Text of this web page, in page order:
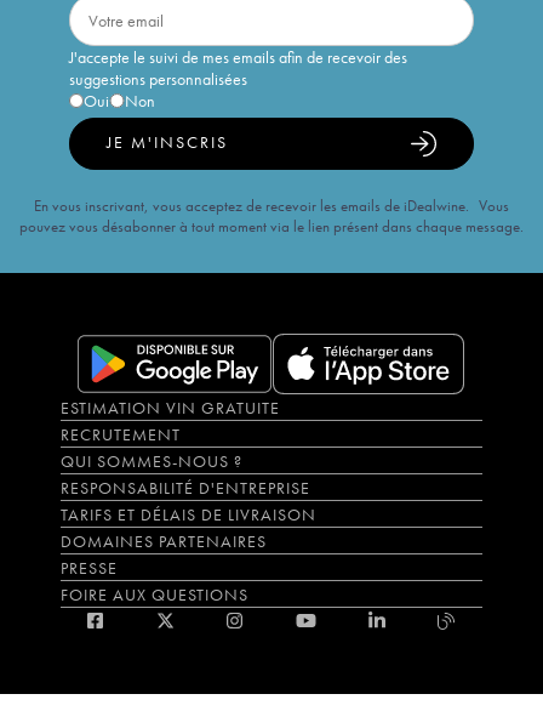
J'accepte le suivi de mes emails afin de recevoir des
suggestions personnalisées
Oui
Non
JE M'INSCRIS
En vous inscrivant, vous acceptez de recevoir les emails de iDealwine. Vous
pouvez vous désabonner à tout moment via le lien présent dans chaque message.
ESTIMATION VIN GRATUITE
RECRUTEMENT
QUI SOMMES-NOUS ?
RESPONSABILITÉ D'ENTREPRISE
TARIFS ET DÉLAIS DE LIVRAISON
DOMAINES PARTENAIRES
PRESSE
FOIRE AUX QUESTIONS